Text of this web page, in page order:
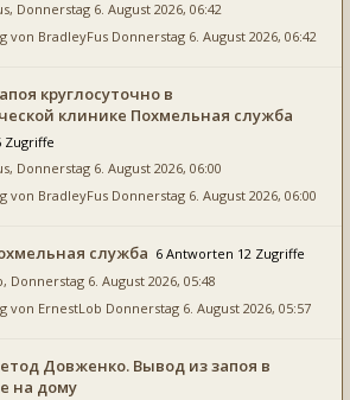
, Donnerstag 6. August 2026, 06:42
von BradleyFus Donnerstag 6. August 2026, 06:42
круглосуточно в
клинике Похмельная служба
Zugriffe
, Donnerstag 6. August 2026, 06:00
von BradleyFus Donnerstag 6. August 2026, 06:00
служба 6 Antworten 12 Zugriffe
, Donnerstag 6. August 2026, 05:48
von ErnestLob Donnerstag 6. August 2026, 05:57
Довженко. Вывод из запоя в
на дому